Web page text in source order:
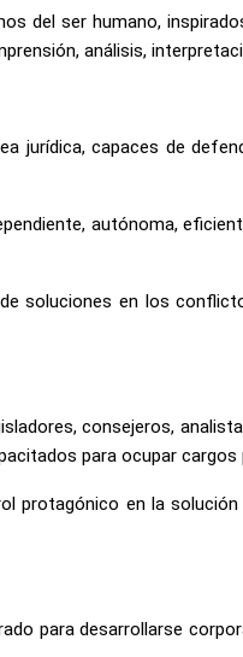
del ser humano,
análisis,
jurídica, capaces de
autónoma,
soluciones en los
consejeros,
para ocupar
protagónico en la
para desarrollarse